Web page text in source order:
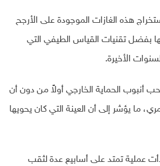
هذه الغازات الموجودة على الأرجح
بفضل تقنيات القياس الطيفي التي
الأخيرة.
أنبوب الحماية الخارجي أولاً من دون أن
ما يؤشر إلى أن العينة التي كان يحويها
بدأت عملية تمتد على أسابيع عدة لثقب